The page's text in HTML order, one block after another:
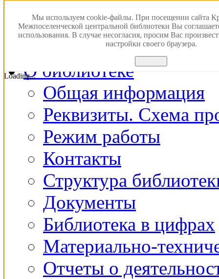
Мы используем cookie-файлы. При посещении сайта
Межпоселенческой центральной библиотеки Вы
использования. В случае несогласия, просим Вас
настройки своего браузера.
Loading...
Версия для
О библиотеке
Общая информация
Реквизиты. Схема
Режим работы
Контакты
Структура
Документы
Библиотека в цифрах
Материально-
Отчеты о